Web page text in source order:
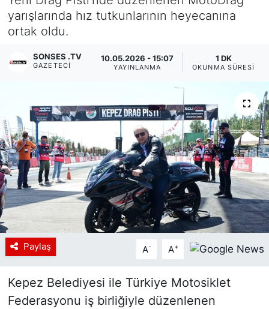
yarışlarında hız tutkunlarının heyecanına
ortak oldu.
SONSES .TV
GAZETECI
10.05.2026 - 15:07
YAYINLANMA
1 DK
OKUNMA SÜRESI
Paylaş A- A+
Kepez Belediyesi ile Türkiye Motosiklet
Federasyonu iş birliğiyle düzenlenen
YEREL HABER
Haberde insan